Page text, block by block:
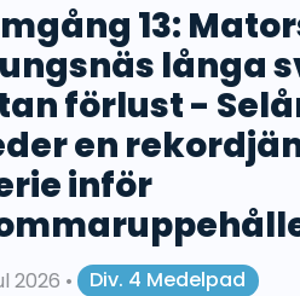
13:
långa
förlust -
en
inför
2026 •
Div. 4 Medelpad